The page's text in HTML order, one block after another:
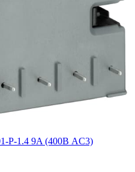
P-1.4 9A (400В AC3)